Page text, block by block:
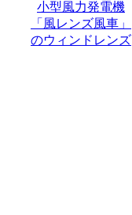
小型風力発電機
「風レンズ風車」
のウィンドレンズ